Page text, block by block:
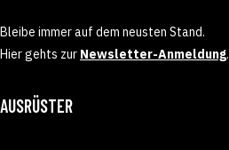
Bleibe immer auf dem neusten Stand.
Hier gehts zur Newsletter-Anmeldung.
AUSRÜSTER